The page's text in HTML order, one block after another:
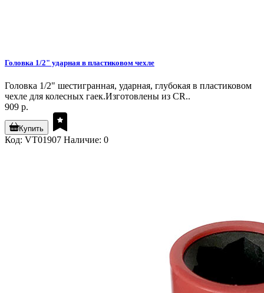
Головка 1/2" ударная в пластиковом чехле
Головка 1/2" шестигранная, ударная, глубокая в пластиковом
чехле для колесных гаек.Изготовлены из CR..
909 р.
Купить
Код: VT01907 Наличие: 0